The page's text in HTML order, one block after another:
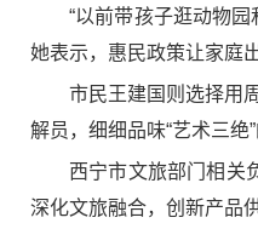
“以前带孩子逛动物
她表示，惠民政策让家庭
市民王建国则选择用
解员，细细品味“艺术三
西宁市文旅部门相关
深化文旅融合，创新产品